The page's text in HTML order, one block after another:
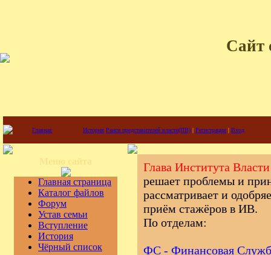
Сайт
Главная История Ранги представителей власти(ПВ) | Регистрация | Вход
Главная страница
Каталог файлов
Форум
Устав семьи
Вступление
История
Чёрный список
Глава Института Власти
решает проблемы и
рассматривает и
приём стажёров в ИВ.
По отделам:
ФС - Финансовая